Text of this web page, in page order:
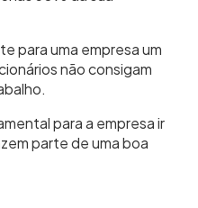
para uma empresa um
não consigam
para a empresa ir
parte de uma boa